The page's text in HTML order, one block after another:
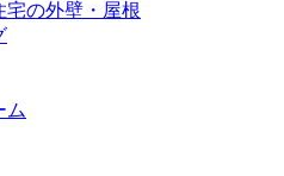
宅の外壁・屋根
ム